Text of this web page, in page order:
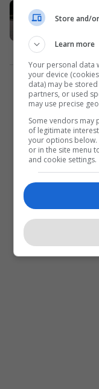
Store and/
Learn more
Your personal data
your device
data) may be
partners, or used
may use precise
Some vendors may
of legitimate
your options
or in the site menu
and cookie settings.